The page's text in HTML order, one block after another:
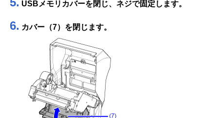
USBメモリカバーを閉じ、ネジで固定します。
6. カバー（7）を閉じます。